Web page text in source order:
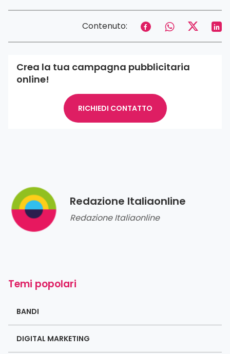
Contenuto:
Crea la tua campagna pubblicitaria
online!
RICHIEDI CONTATTO
Redazione Italiaonline
Redazione Italiaonline
Temi popolari
BANDI
DIGITAL MARKETING